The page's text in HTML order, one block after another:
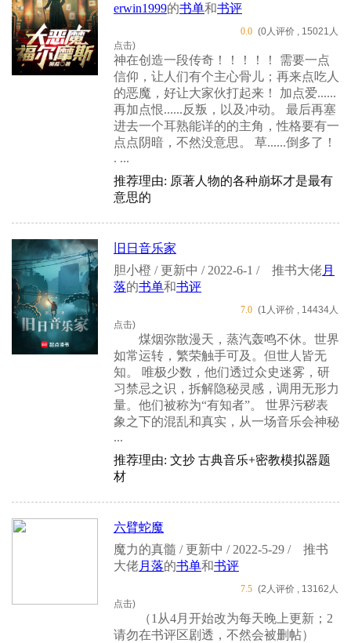
erwin1999的书单和书评
0.0 (0人评价 , 15021人
点击)
神在创造一段传奇！！！！！ 需要一点
信仰，让人们有个主心骨儿；再来点吃人
的恶魔，好让大家伙打起来！ 加点爱......
再加点恨......反叛，以及冲动。 最后再塞
进去一个耳熟能详的的主角，性格要有一
点点阴暗，不然没意思。 草......倒多了！
. ...
推荐理由: 原著人物的各种崩坏才是最有
意思的
旧日音乐家
胆小橙 / 更新中 / 2022-6-1 /
推书大佬月
落的书单和书评
7.0 (1人评价 , 14434人
点击)
煤烟弥散漫天，蒸汽轰鸣不休。世界
如常运转，繁荣触手可及。但世人皆无
知。 唯极少数，他们透过众史迷雾，研
习禁忌之识，拆解隐秘灵感，调用无形力
量。他们被称为“有知者”。 世界污秽表
象之下的混乱和真实，从一场音乐会神秘
...
推荐理由: 文抄 古典音乐+密教模拟器题
材
六臂蛇魔
魔力的真髓 / 更新中 / 2022-5-29 /
推书
大佬月落的书单和书评
7.5 (2人评价 , 13162人
点击)
（1从4月开始改为每天晚上更新；2
请勿在书评区剧透，不然会被删帖）